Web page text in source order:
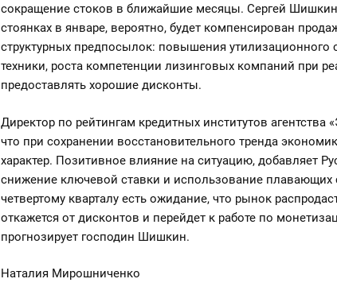
сокращение стоков в ближайшие месяцы. Сергей Шишкин
стоянках в январе, вероятно, будет компенсирован
структурных предпосылок: повышения
техники, роста компетенции лизинговых компаний при
предоставлять хорошие дисконты.
Директор по рейтингам кредитных институтов агентства
что при сохранении восстановительного тренда
характер. Позитивное влияние на ситуацию, добавляет
снижение ключевой ставки и использование плавающих
четвертому кварталу есть ожидание, что рынок
откажется от дисконтов и перейдет к работе по
прогнозирует господин Шишкин.
Наталия Мирошниченко